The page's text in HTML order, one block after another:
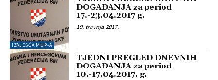
IZVJEŠĆA MUP-A
DOGAĐANJA za period
17.-23.04.2017 g.
19. travnja 2017.
TJEDNI PREGLED DNEVNIH
DOGAĐANJA za period
10.-17.04.2017. g.